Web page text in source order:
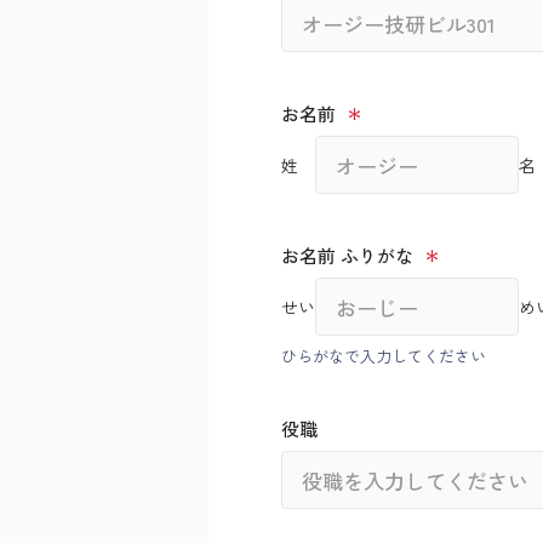
お名前
姓 名
お名前 ふりがな
せい め
ひらがなで入力してください
役職